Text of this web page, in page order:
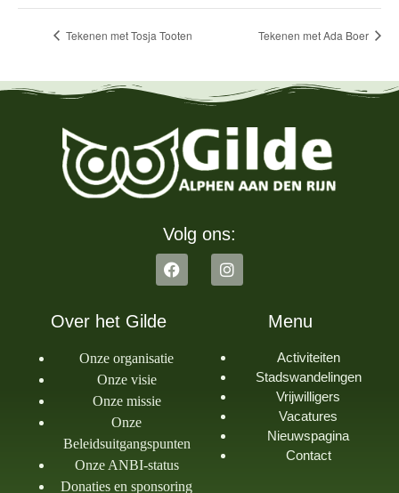
Tekenen met Tosja Tooten Tekenen met Ada Boer
Volg ons:
Over het Gilde
Onze organisatie
Onze visie
Onze missie
Onze
Beleidsuitgangspunten
Onze ANBI-status
Donaties en sponsoring
Menu
Activiteiten
Stadswandelingen
Vrijwilligers
Vacatures
Nieuwspagina
Contact